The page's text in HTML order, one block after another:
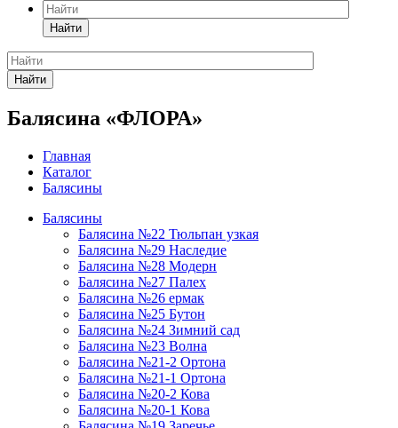
Найти
Найти
Балясина «ФЛОРА»
Главная
Каталог
Балясины
Балясины
Балясина №22 Тюльпан узкая
Балясина №29 Наследие
Балясина №28 Модерн
Балясина №27 Палех
Балясина №26 ермак
Балясина №25 Бутон
Балясина №24 Зимний сад
Балясина №23 Волна
Балясина №21-2 Ортона
Балясина №21-1 Ортона
Балясина №20-2 Кова
Балясина №20-1 Кова